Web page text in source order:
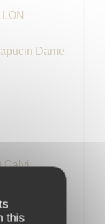
this
Dame
Calvi